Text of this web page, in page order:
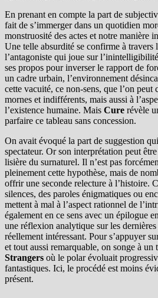
En prenant en compte la part de
fait de s’immerger dans un quotidien
monstruosité des actes et notre manière
Une telle absurdité se confirme à travers
l’antagoniste qui joue sur
ses propos pour inverser le rapport de
un cadre urbain, l’environnement
cette vacuité, ce non-sens, que l’on peut
mornes et indifférents, mais aussi à
l’existence humaine. Mais Cure révèle
parfaire ce tableau sans concession.
On avait évoqué la part de suggestion
spectateur. Or son interprétation peut
lisière du surnaturel. Il n’est pas
pleinement cette hypothèse, mais de
offrir une seconde relecture à l’histoire.
silences, des paroles énigmatiques ou
mettent à mal à l’aspect rationnel de
également en ce sens avec un épilogue
une réflexion analytique sur les dernières
réellement intéressant. Pour s’appuyer
et tout aussi remarquable, on songe à un
Strangers où le polar évoluait
fantastiques. Ici, le procédé est moins
présent.